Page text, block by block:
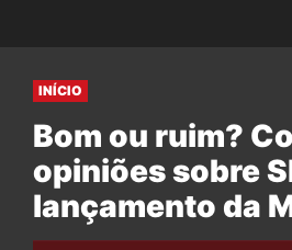
INÍCIO
Bom ou ruim?
opiniões sobre
lançamento da